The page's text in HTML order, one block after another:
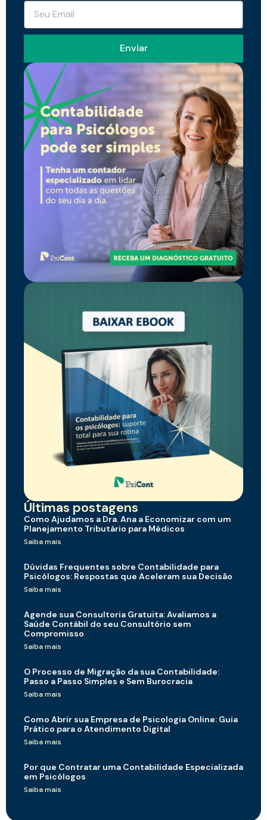
Enviar
Últimas postagens
Como Ajudamos a Dra. Ana a Economizar com um
Planejamento Tributário para Médicos
Saiba mais
Dúvidas Frequentes sobre Contabilidade para
Psicólogos: Respostas que Aceleram sua Decisão
Saiba mais
Agende sua Consultoria Gratuita: Avaliamos a
Saúde Contábil do seu Consultório sem
Compromisso
Saiba mais
O Processo de Migração da sua Contabilidade:
Passo a Passo Simples e Sem Burocracia
Saiba mais
Como Abrir sua Empresa de Psicologia Online: Guia
Prático para o Atendimento Digital
Saiba mais
Por que Contratar uma Contabilidade Especializada
em Psicólogos
Saiba mais